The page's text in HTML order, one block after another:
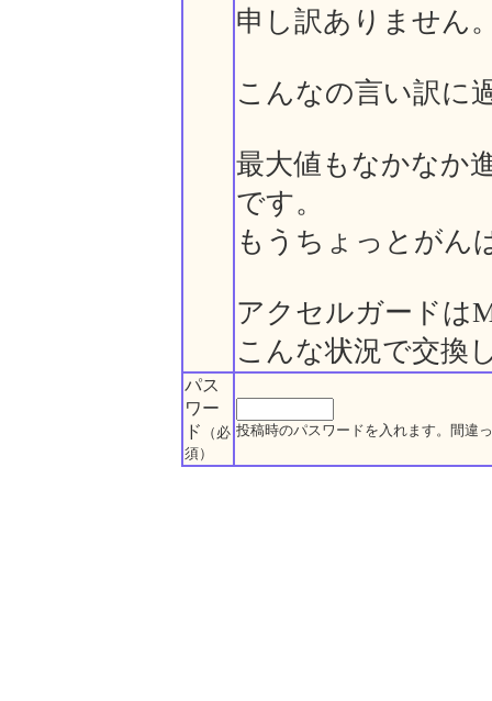
申し訳ありません
こんなの言い訳に
最大値もなかなか
です。
もうちょっとがん
アクセルガードは
こんな状況で交換
パス
ワー
ド
（必
須）
投稿時のパスワードを入れます。間違